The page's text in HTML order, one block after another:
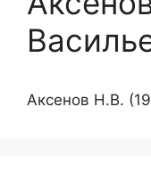
Аксенов Н.В.